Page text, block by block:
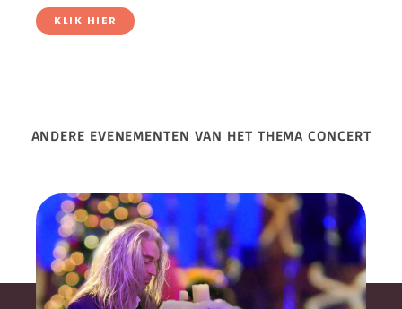
KLIK HIER
ANDERE EVENEMENTEN VAN HET THEMA CONCERT